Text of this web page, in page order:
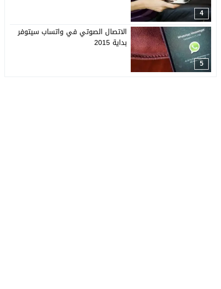
4
5
الاتصال الصوتي في واتساب سيتوفر
بداية 2015